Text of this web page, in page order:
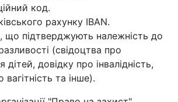
код.
рахунку IBAN.
що підтверджують належність до
(свідоцтва про
довідку про інвалідність,
вагітність та інше).